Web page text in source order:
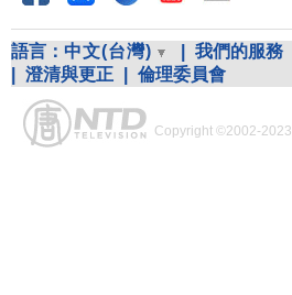
語言： 中文(台灣) 我們的服務
澄清與更正 倫理委員會
Copyright ©2002-2023